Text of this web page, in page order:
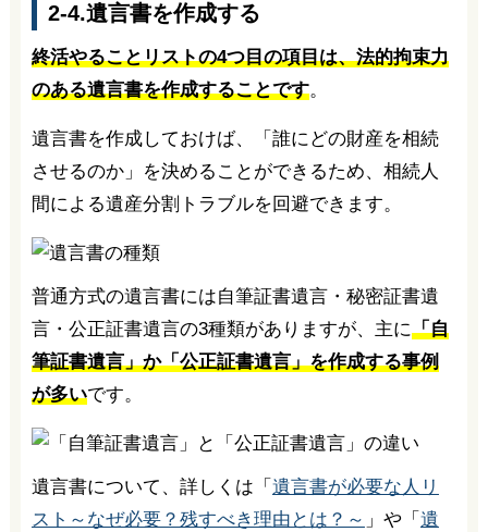
2-4.遺言書を作成する
終活やることリストの4つ目の項目は、法的拘束力
のある遺言書を作成することです。
遺言書を作成しておけば、「誰にどの財産を相続
させるのか」を決めることができるため、相続人
間による遺産分割トラブルを回避できます。
普通方式の遺言書には自筆証書遺言・秘密証書遺
言・公正証書遺言の3種類がありますが、主に「自
筆証書遺言」か「公正証書遺言」を作成する事例
が多いです。
遺言書について、詳しくは「 遺言書が必要な人リ
スト～なぜ必要？残すべき理由とは？～ 」や「 遺